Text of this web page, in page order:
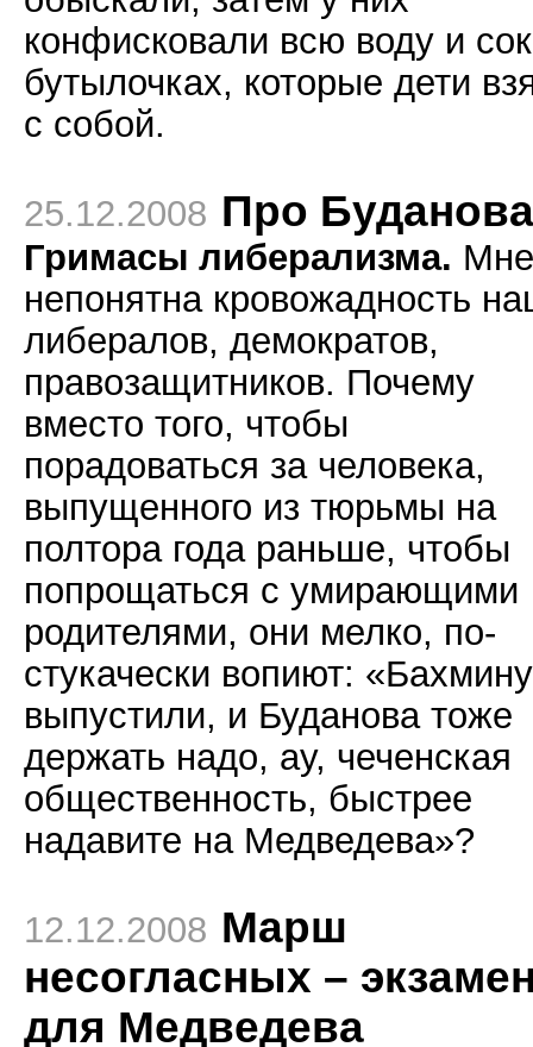
конфисковали всю воду и
бутылочках, которые дети
с собой.
25.12.2008 Про Буданова
Гримасы либерализма. Мне
непонятна кровожадность
либералов, демократов,
правозащитников. Почему
вместо того, чтобы
порадоваться за человека,
выпущенного из тюрьмы на
полтора года раньше, чтобы
попрощаться с умирающими
родителями, они мелко, по-
стукачески вопиют:
выпустили, и Буданова тоже
держать надо, ау, чеченская
общественность, быстрее
надавите на Медведева»?
12.12.2008 Марш
несогласных –
для Медведева